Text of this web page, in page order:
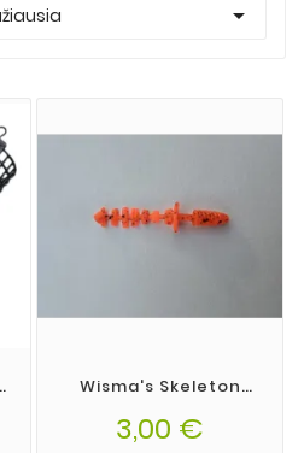

Wisma's Skeleton
3,00 €